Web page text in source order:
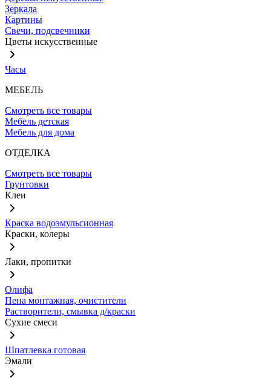
Зеркала
Картины
Свечи, подсвечники
Цветы искусственные
Часы
МЕБЕЛЬ
Смотреть все товары
Мебель детская
Мебель для дома
ОТДЕЛКА
Смотреть все товары
Грунтовки
Клеи
Краска водоэмульсионная
Краски, колеры
Лаки, пропитки
Олифа
Пена монтажная, очистители
Растворители, смывка д/краски
Сухие смеси
Шпатлевка готовая
Эмали